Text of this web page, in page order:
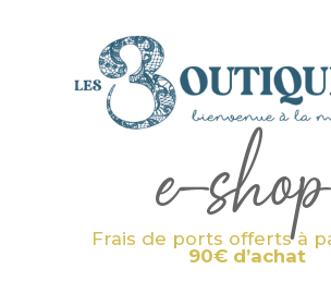
e-shop
Frais de ports offerts à
90€ d’achat